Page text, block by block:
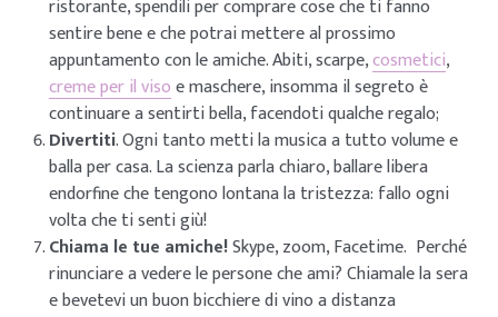
ristorante, spendili per comprare cose che ti fanno
sentire bene e che potrai mettere al prossimo
appuntamento con le amiche. Abiti, scarpe,cosmetici,
creme per il visoe maschere, insomma il segreto è
continuare a sentirti bella, facendoti qualche regalo;
Divertiti. Ogni tanto metti la musica a tutto volume e
balla per casa. La scienza parla chiaro, ballare libera
endorfine che tengono lontana la tristezza: fallo ogni
volta che ti senti giù!
Chiama le tue amiche!Skype, zoom, Facetime. Perché
rinunciare a vedere le persone che ami? Chiamale la sera
e bevetevi un buon bicchiere di vino a distanza